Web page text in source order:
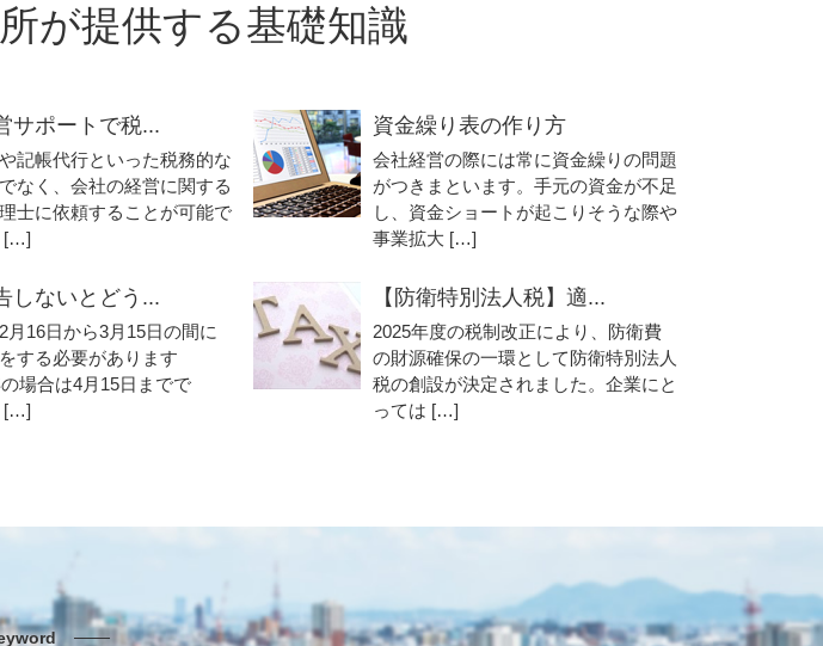
が提供する基礎知識
サポートで税...
記帳代行といった税務的な
なく、会社の経営に関する
士に依頼することが可能で
[…]
資金繰り表の作り方
会社経営の際には常に資金繰りの問題
がつきまといます。手元の資金が不足
し、資金ショートが起こりそうな際や
事業拡大 […]
しないとどう...
月16日から3月15日の間に
する必要があります
の場合は4月15日までで
[…]
【防衛特別法人税】適...
2025年度の税制改正により、防衛費
の財源確保の一環として防衛特別法人
税の創設が決定されました。企業にと
っては […]